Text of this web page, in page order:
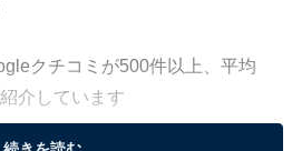
クチコミが500件以上、平均
介しています